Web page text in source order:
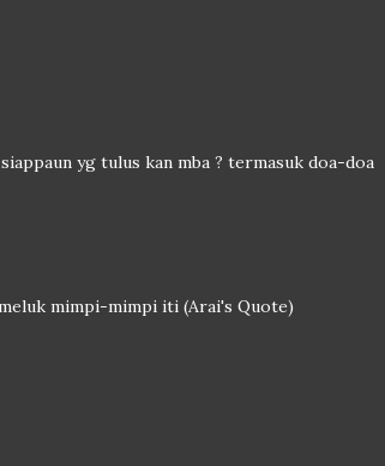
yg tulus kan mba ? termasuk doa-doa
mimpi-mimpi iti (Arai's Quote)